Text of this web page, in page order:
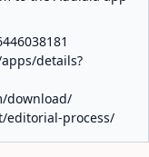
details?
download/
editorial-process/